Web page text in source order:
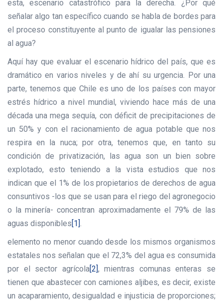
esta, escenario catastrófico para la derecha. ¿Por qué
señalar algo tan específico cuando se habla de bordes para
el proceso constituyente al punto de igualar las pensiones
al agua?
Aquí hay que evaluar el escenario hídrico del país, que es
dramático en varios niveles y de ahí su urgencia. Por una
parte, tenemos que Chile es uno de los países con mayor
estrés hídrico a nivel mundial, viviendo hace más de una
década una mega sequía, con déficit de precipitaciones de
un 50% y con el racionamiento de agua potable que nos
respira en la nuca; por otra, tenemos que, en tanto su
condición de privatización, las agua son un bien sobre
explotado, esto teniendo a la vista estudios que nos
indican que el 1% de los propietarios de derechos de agua
consuntivos -los que se usan para el riego del agronegocio
o la minería- concentran aproximadamente el 79% de las
aguas disponibles[1].
elemento no menor cuando desde los mismos organismos
estatales nos señalan que el 72,3% del agua es consumida
por el sector agrícola[2], mientras comunas enteras se
tienen que abastecer con camiones aljibes, es decir, existe
un acaparamiento, desigualdad e injusticia de proporciones;